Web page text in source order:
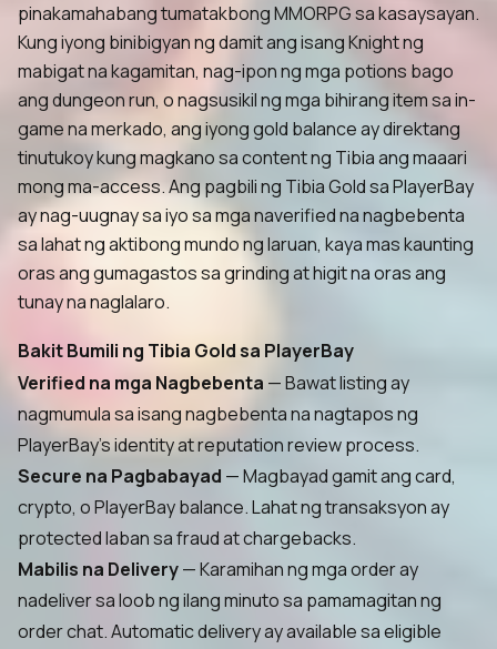
pinakamahabang tumatakbong MMORPG sa kasaysayan.
Kung iyong binibigyan ng damit ang isang Knight ng
mabigat na kagamitan, nag-ipon ng mga potions bago
ang dungeon run, o nagsusikil ng mga bihirang item sa in-
game na merkado, ang iyong gold balance ay direktang
tinutukoy kung magkano sa content ng Tibia ang maaari
mong ma-access. Ang pagbili ng Tibia Gold sa PlayerBay
ay nag-uugnay sa iyo sa mga naverified na nagbebenta
sa lahat ng aktibong mundo ng laruan, kaya mas kaunting
oras ang gumagastos sa grinding at higit na oras ang
tunay na naglalaro.
Bakit Bumili ng Tibia Gold sa PlayerBay
Verified na mga Nagbebenta — Bawat listing ay
nagmumula sa isang nagbebenta na nagtapos ng
PlayerBay's identity at reputation review process.
Secure na Pagbabayad — Magbayad gamit ang card,
crypto, o PlayerBay balance. Lahat ng transaksyon ay
protected laban sa fraud at chargebacks.
Mabilis na Delivery— Karamihan ng mga order ay
nadeliver sa loob ng ilang minuto sa pamamagitan ng
order chat. Automatic delivery ay available sa eligible